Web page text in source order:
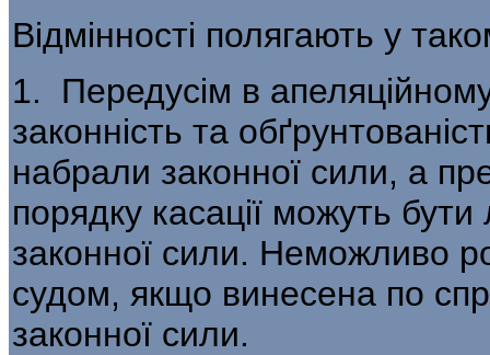
Відмінності полягають у
1. Передусім в
законність та
набрали законної сили, а
порядку касації можуть
законної сили. Неможливо
судом, якщо винесена по
законної сили.